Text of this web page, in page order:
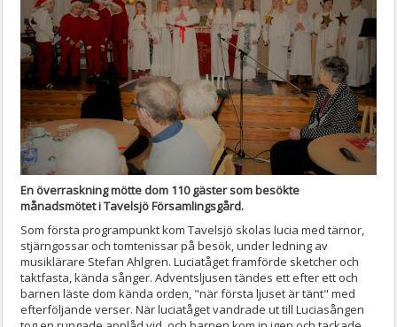
En överraskning mötte dom 110 gäster som besökte
månadsmötet i Tavelsjö Församlingsgård.
Som första programpunkt kom Tavelsjö skolas lucia med tärnor,
stjärngossar och tomtenissar på besök, under ledning av
musiklärare Stefan Ahlgren. Luciatåget framförde sketcher och
taktfasta, kända sånger. Adventsljusen tändes ett efter ett och
barnen läste dom kända orden, "när första ljuset är tänt" med
efterföljande verser. När luciatåget vandrade ut till Luciasången